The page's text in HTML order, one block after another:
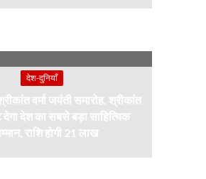
देश-दुनियाँ
वर्मा जयंती समारोह, श्रीकांत
देगा देश का सबसे बड़ा साहित्यिक
राशि होगी 21 लाख